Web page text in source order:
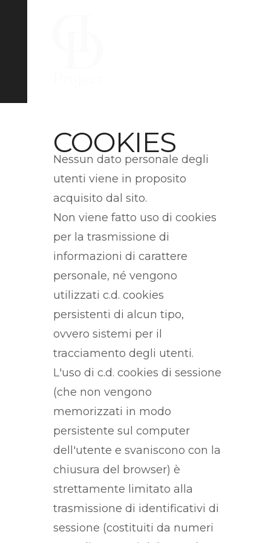
COOKIES
Nessun dato personale degli
utenti viene in proposito
acquisito dal sito.
Non viene fatto uso di cookies
per la trasmissione di
informazioni di carattere
personale, né vengono
utilizzati c.d. cookies
persistenti di alcun tipo,
ovvero sistemi per il
tracciamento degli utenti.
L'uso di c.d. cookies di sessione
(che non vengono
memorizzati in modo
persistente sul computer
dell'utente e svaniscono con la
chiusura del browser) è
strettamente limitato alla
trasmissione di identificativi di
sessione (costituiti da numeri